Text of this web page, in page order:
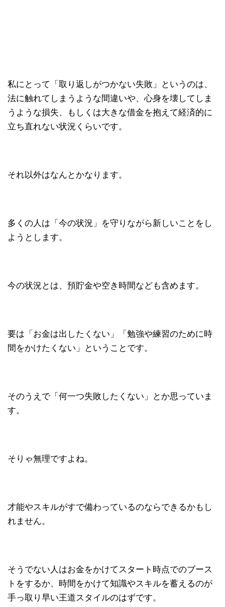
私にとって「取り返しがつかない失敗」というのは、
法に触れてしまうような間違いや、心身を壊してしま
うような損失、もしくは大きな借金を抱えて経済的に
立ち直れない状況くらいです。
それ以外はなんとかなります。
多くの人は「今の状況」を守りながら新しいことをし
ようとします。
今の状況とは、預貯金や空き時間なども含めます。
要は「お金は出したくない」「勉強や練習のために時
間をかけたくない」ということです。
そのうえで「何一つ失敗したくない」とか思っていま
す。
そりゃ無理ですよね。
才能やスキルがすで備わっているのならできるかもし
れません。
そうでない人はお金をかけてスタート時点でのブース
トをするか、時間をかけて知識やスキルを蓄えるのが
手っ取り早い王道スタイルのはずです。